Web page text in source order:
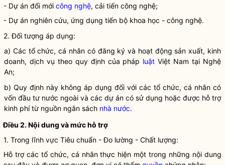
- Dự án đổi mới công nghệ, cải tiến công nghệ;
- Dự án nghiên cứu, ứng dụng tiến bộ khoa học - công nghệ.
2. Đối tượng áp dụng:
a) Các tổ chức, cá nhân có đăng ký và hoạt động sản xuất, kinh
doanh, dịch vụ theo quy định của pháp luật Việt Nam tại Nghệ
An;
b) Quy định này không áp dụng đối với các tổ chức, cá nhân có
vốn đầu tư nước ngoài và các dự án có sử dụng hoặc được hỗ trợ
kinh phí từ nguồn ngân sách nhà nước.
Điều 2. Nội dung và mức hỗ trợ
1. Trong lĩnh vực Tiêu chuẩn - Đo lường - Chất lượng:
Hỗ trợ các tổ chức, cá nhân thực hiện một trong những nội dung